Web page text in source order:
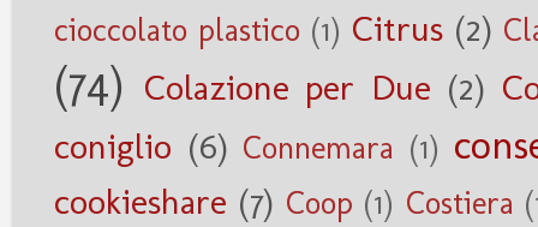
cioccolato plastico (1) Citrus (2)
(74) Colazione per Due (2)
coniglio (6) Connemara (1)
cookieshare (7) Coop (1) Costiera